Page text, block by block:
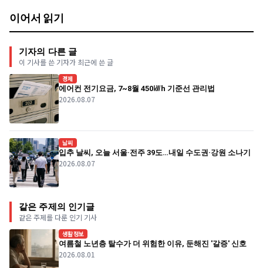
이어서 읽기
기자의 다른 글
이 기사를 쓴 기자가 최근에 쓴 글
경제
에어컨 전기요금, 7~8월 450㎾h 기준선 관리법
2026.08.07
날씨
입추 날씨, 오늘 서울·전주 39도…내일 수도권·강원 소나기
2026.08.07
같은 주제의 인기글
같은 주제를 다룬 인기 기사
생활정보
여름철 노년층 탈수가 더 위험한 이유, 둔해진 '갈증' 신호
2026.08.01